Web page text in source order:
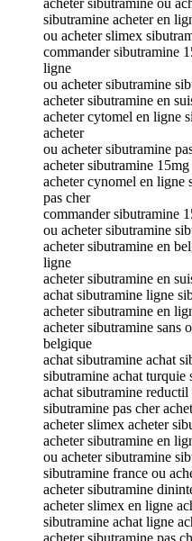
sibutramine acheter en
ou acheter slimex
commander sibutramine
ligne
ou acheter sibutramine
acheter sibutramine en
acheter cytomel en ligne
acheter
ou acheter sibutramine
acheter sibutramine
acheter cynomel en ligne
pas cher
commander sibutramine
ou acheter sibutramine
acheter sibutramine en
ligne
acheter sibutramine en
achat sibutramine ligne
acheter sibutramine en
acheter sibutramine sans
belgique
achat sibutramine achat
sibutramine achat turquie
achat sibutramine
sibutramine pas cher
acheter slimex acheter
acheter sibutramine en
ou acheter sibutramine
sibutramine france ou
acheter sibutramine
acheter slimex en ligne
sibutramine achat ligne
acheter sibutramine pas